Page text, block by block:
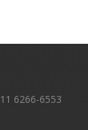
6266-6553